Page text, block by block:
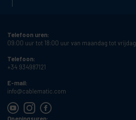
Telefoon uren:
09:00 uur tot 18:00 uur van maandag tot vrijdag
Telefoon:
+34 934987121
E-mail:
info@cablematic.com
Openingsuren: